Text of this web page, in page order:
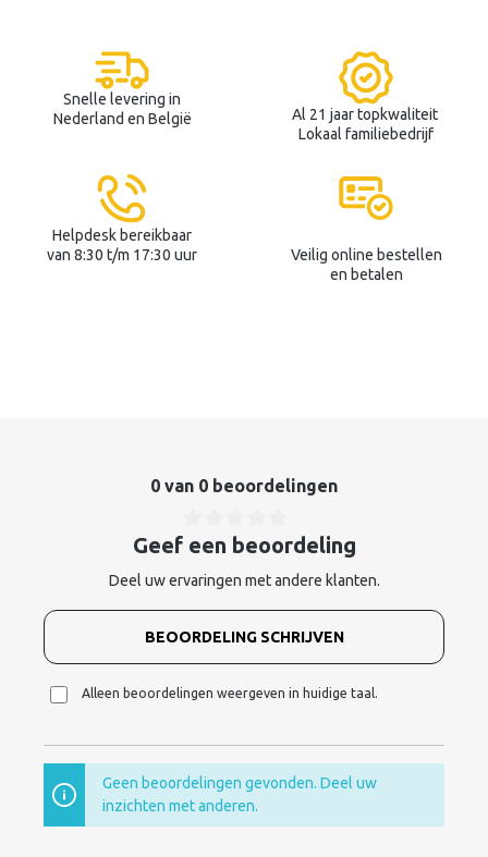
Snelle levering in
Nederland en België
Al 21 jaar topkwaliteit
Lokaal familiebedrijf
Helpdesk bereikbaar
van 8:30 t/m 17:30 uur
Veilig online bestellen
en betalen
0 van 0 beoordelingen
Geef een beoordeling
Deel uw ervaringen met andere klanten.
BEOORDELING SCHRIJVEN
Alleen beoordelingen weergeven in huidige taal.
Geen beoordelingen gevonden. Deel uw
inzichten met anderen.